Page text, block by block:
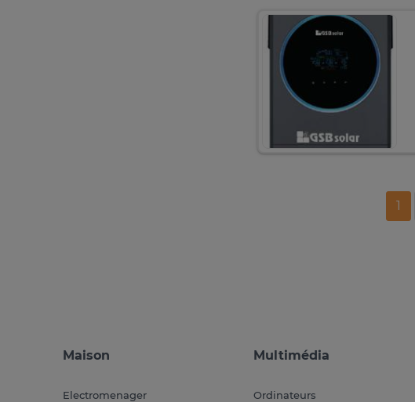
1
Maison
Electromenager
Multimédia
Ordinateurs